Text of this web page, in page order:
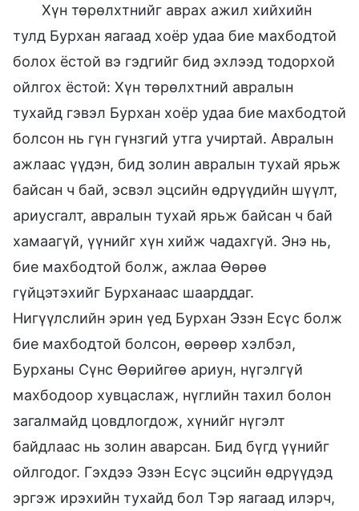
Хүн төрөлхтнийг аврах ажил хийхийн
тулд Бурхан яагаад хоёр удаа бие махбодтой
болох ёстой вэ гэдгийг бид эхлээд тодорхой
ойлгох ёстой: Хүн төрөлхтний авралын
тухайд гэвэл Бурхан хоёр удаа бие махбодтой
болсон нь гүн гүнзгий утга учиртай. Авралын
ажлаас үүдэн, бид золин авралын тухай ярьж
байсан ч бай, эсвэл эцсийн өдрүүдийн шүүлт,
ариусгалт, авралын тухай ярьж байсан ч бай
хамаагүй, үүнийг хүн хийж чадахгүй. Энэ нь,
бие махбодтой болж, ажлаа Өөрөө
гүйцэтэхийг Бурханаас шаарддаг.
Нигүүлслийн эрин үед Бурхан Эзэн Есүс болж
бие махбодтой болсон, өөрөөр хэлбэл,
Бурханы Сүнс Өөрийгөө ариун, нүгэлгүй
махбодоор хувцаслаж, нүглийн тахил болон
загалмайд цовдлогдож, хүнийг нүгэлт
байдлаас нь золин аварсан. Бид бүгд үүнийг
ойлгодог. Гэхдээ Эзэн Есүс эцсийн өдрүүдэд
эргэж ирэхийн тухайд бол Тэр яагаад илэрч,